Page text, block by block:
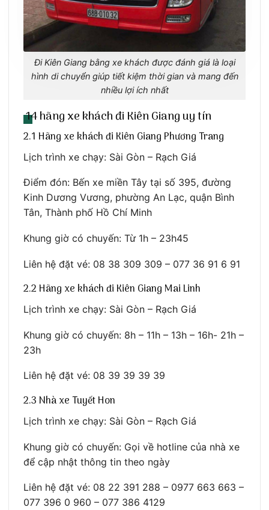
Đi Kiên Giang bằng xe khách được đánh giá là loại
hình di chuyển giúp tiết kiệm thời gian và mang đến
nhiều lợi ích nhất
14 hãng xe khách đi Kiên Giang uy tín
2.1 Hãng xe khách đi Kiên Giang Phương Trang
Lịch trình xe chạy: Sài Gòn – Rạch Giá
Điểm đón: Bến xe miền Tây tại số 395, đường
Kinh Dương Vương, phường An Lạc, quận Bình
Tân, Thành phố Hồ Chí Minh
Khung giờ có chuyến: Từ 1h – 23h45
Liên hệ đặt vé: 08 38 309 309 – 077 36 91 6 91
2.2 Hãng xe khách đi Kiên Giang Mai Linh
Lịch trình xe chạy: Sài Gòn – Rạch Giá
Khung giờ có chuyến: 8h – 11h – 13h – 16h- 21h –
23h
Liên hệ đặt vé: 08 39 39 39 39
2.3 Nhà xe Tuyết Hon
Lịch trình xe chạy: Sài Gòn – Rạch Giá
Khung giờ có chuyến: Gọi về hotline của nhà xe
để cập nhật thông tin theo ngày
Liên hệ đặt vé: 08 22 391 288 – 0977 663 663 –
077 396 0 960 – 077 386 4129